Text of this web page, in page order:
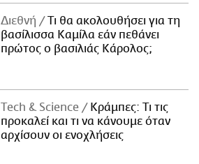
Διεθνή
Τι θα ακολουθήσει για τη
βασίλισσα Καμίλα εάν πεθάνει
πρώτος ο βασιλιάς Κάρολος;
Τech & Science
Κράμπες: Τι τις
προκαλεί και τι να κάνουμε όταν
αρχίσουν οι ενοχλήσεις